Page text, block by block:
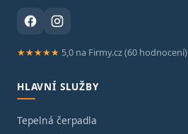
★★★★★ 5,0 na Firmy.cz (60 hodnocení)
HLAVNÍ SLUŽBY
Tepelná čerpadla